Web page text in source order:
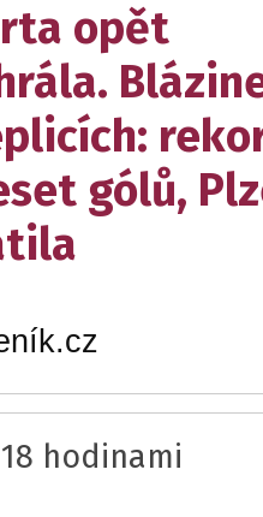
opět
gólů,
hodinami